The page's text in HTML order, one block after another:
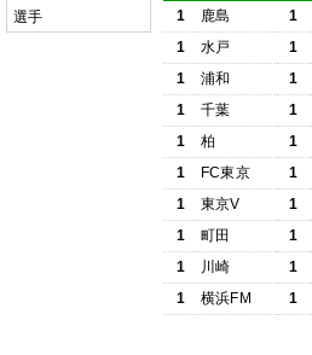
選手
1 鹿島 1
1
水戸 1
1
浦和 1
1
千葉 1
1
柏 1
1
FC東京 1
1
東京V 1
1
町田 1
1
川崎 1
1
横浜FM 1